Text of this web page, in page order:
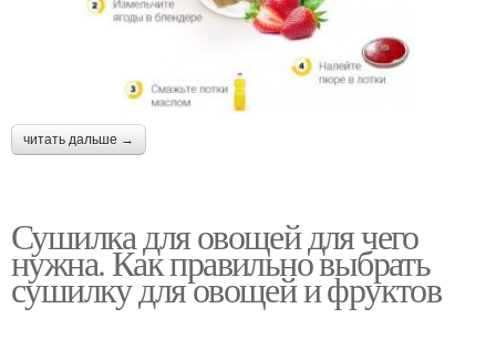
читать дальше →
Сушилка для овощей для чего
нужна. Как правильно выбрать
сушилку для овощей и фруктов